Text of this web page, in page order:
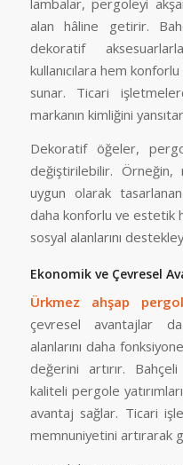
alan hâline getirir.
dekoratif
kullanıcılara hem
sunar. Ticari
markanın kimliğini
Dekoratif öğeler,
değiştirilebilir.
uygun olarak
daha konforlu ve estetik
sosyal alanlarını
Ekonomik ve Çevresel
Ürkmez ahşap
çevresel avantajlar
alanlarını daha
değerini artırır.
kaliteli pergole
avantaj sağlar. Ticari
memnuniyetini artırarak